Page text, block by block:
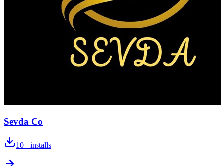
Sevda Co
10+ installs